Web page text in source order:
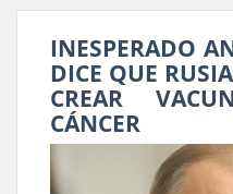
INESPERADO
DICE QUE
CREAR
CÁNCER